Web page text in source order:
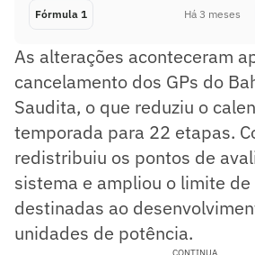
Fórmula 1 Há 3 meses
As alterações aconteceram
cancelamento dos GPs do
Saudita, o que reduziu o
temporada para 22 etapas.
redistribuiu os pontos de
sistema e ampliou o limite
destinadas ao
unidades de potência.
CONTINUA